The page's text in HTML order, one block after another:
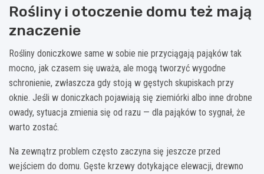
Rośliny i otoczenie domu też mają
znaczenie
Rośliny doniczkowe same w sobie nie przyciągają pająków tak
mocno, jak czasem się uważa, ale mogą tworzyć wygodne
schronienie, zwłaszcza gdy stoją w gęstych skupiskach przy
oknie. Jeśli w doniczkach pojawiają się ziemiórki albo inne drobne
owady, sytuacja zmienia się od razu — dla pająków to sygnał, że
warto zostać.
Na zewnątrz problem często zaczyna się jeszcze przed
wejściem do domu. Gęste krzewy dotykające elewacji, drewno